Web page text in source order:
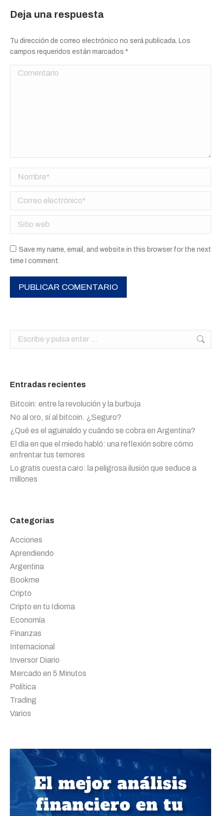
Deja una respuesta
Tu dirección de correo electrónico no será publicada. Los
campos requeridos están marcados *
Comentario
Nombre *
Correo electrónico *
Sitio web
Save my name, email, and website in this browser for the next
time I comment.
PUBLICAR COMENTARIO
Buscar:
Entradas recientes
Bitcoin: entre la revolución y la burbuja
No al oro, sí al bitcoin. ¿Seguro?
¿Qué es el aguinaldo y cuándo se cobra en Argentina?
El día en que el miedo habló: una reflexión sobre cómo
enfrentar tus temores
Lo gratis cuesta caro: la peligrosa ilusión que seduce a
millones
Categorías
Acciones
Aprendiendo
Argentina
Bookme
Cripto
Cripto en tu Idioma
Economía
Finanzas
Internacional
Inversor Diario
Mercado en 5 Minutos
Política
Trading
Varios